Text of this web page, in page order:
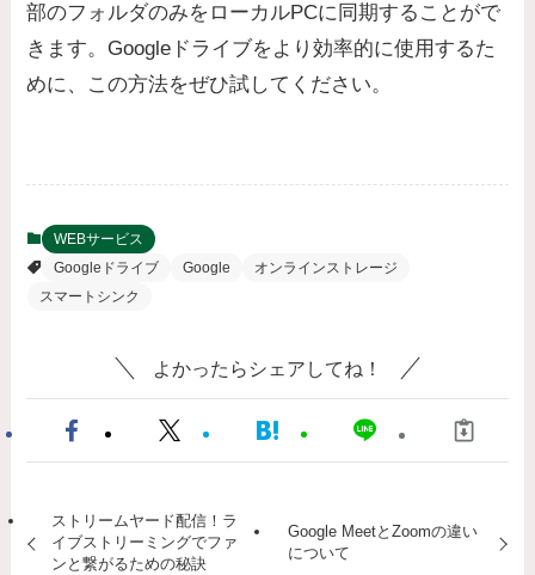
部のフォルダのみをローカルPCに同期することがで
きます。Googleドライブをより効率的に使用するた
めに、この方法をぜひ試してください。
WEBサービス
Googleドライブ
Google
オンラインストレージ
スマートシンク
よかったらシェアしてね！
ストリームヤード配信！ラ
イブストリーミングでファ
ンと繋がるための秘訣
Google MeetとZoomの違い
について